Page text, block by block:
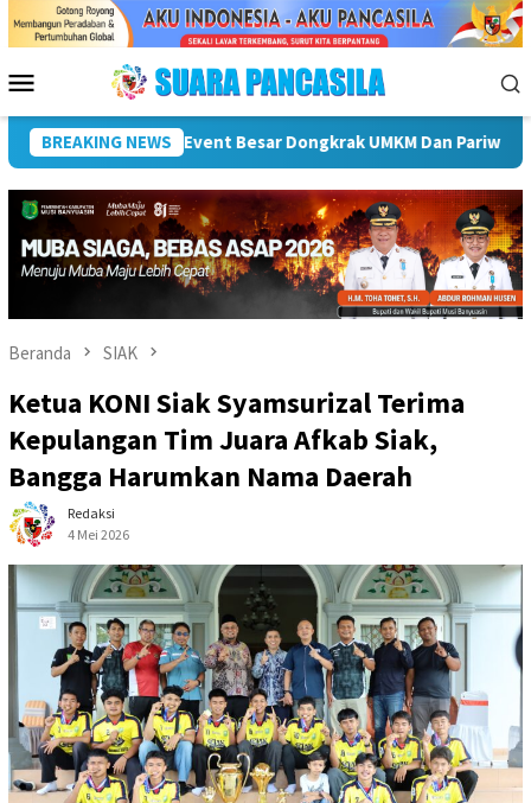
Menu
Mobile
BREAKING NEWS
Bupati Hendri Dukung Percepatan Penyaluran DAK Fisik Dan
Beranda SIAK
Ketua KONI Siak Syamsurizal Terima
Kepulangan Tim Juara Afkab Siak,
Bangga Harumkan Nama Daerah
Redaksi
4 Mei 2026